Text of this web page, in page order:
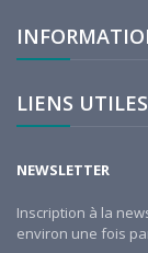
LIENS UTILES
NEWSLETTER
Inscription à la
environ une fois